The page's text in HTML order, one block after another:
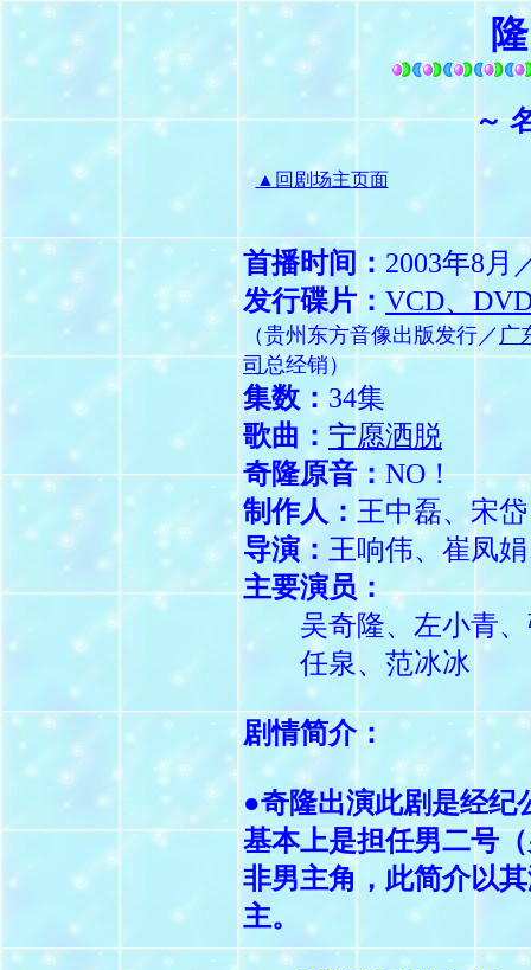
～
▲回剧场主页面
首播时间： 2003年8月
发行碟片： VCD、
（贵州东方音像出版发行／ 广
司总经销）
集数： 34集
歌曲： 宁愿洒脱
奇隆原音：NO！
制作人： 王中磊、宋岱
导演： 王响伟、崔凤
主要演员：
吴奇隆、左小青、
任泉、范冰冰
剧情简介：
●奇隆出演此剧是经纪
基本上是担任男二号
非男主角，此简介以
主。